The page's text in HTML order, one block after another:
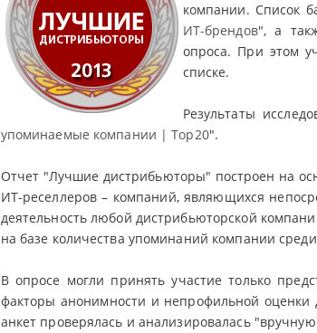
компании. Список
ИТ-брендов", а
опроса. При этом
списке.
Результаты
упоминаемые компании | Top20".
Отчет "Лучшие дистрибьюторы" построен на
ИТ-реселлеров – компаний, являющихся
деятельность любой дистрибьюторской
на базе количества упоминаний компании
В опросе могли принять участие только
факторы анонимности и непрофильной
анкет проверялась и анализировалась